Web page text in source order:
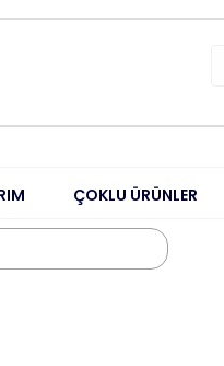
ÇOKLU ÜRÜNLER